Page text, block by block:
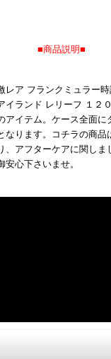
■商品説明■
レア フランクミュラー
イランド レリーフ １２
アイテム。ケース全面
なります。コチラの商品
、アフターケアに関しま
心下さいませ。